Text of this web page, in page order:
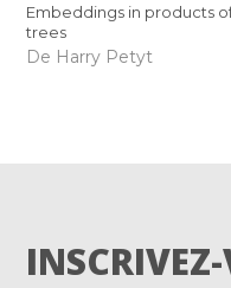
Embeddings in products
trees
De Harry Petyt